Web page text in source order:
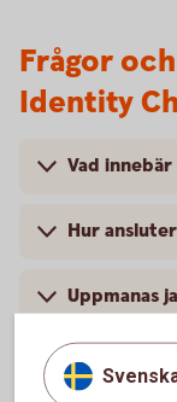
Frågor
Identity
Vad
Hur
Uppmanas
Vilka